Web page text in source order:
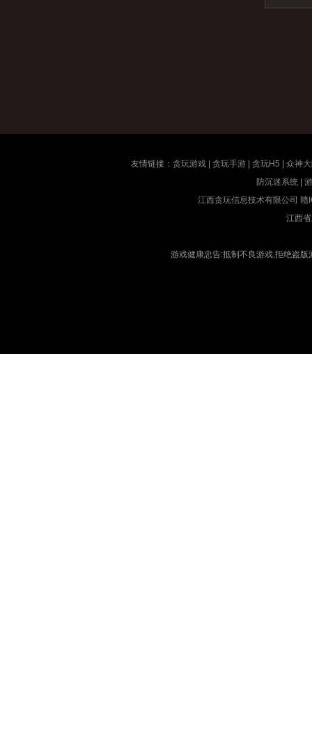
友情链接： 贪玩游戏 贪玩手游 贪玩H5
众神
防沉迷系统|
江西贪玩信息技术有限公司 赣
江西
游戏健康忠告:抵制不良游戏,拒绝盗